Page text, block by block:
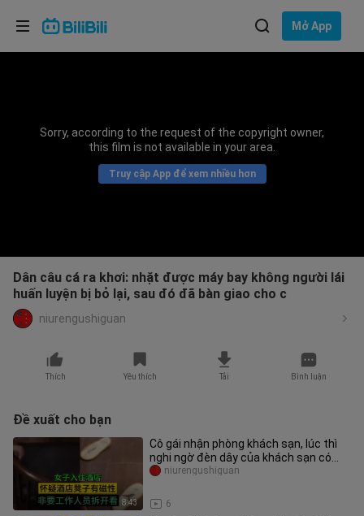
Mở App
Sorry, according to the request of the copyright owner,
this film is not available in your area.
Truy cập App để xem nhiều hơn
Dân câu cá ra khơi: nhặt được máy bay không người lái
huấn luyện bị bỏ lại, sau đó đã bàn giao cho c
niurengushiguan
Thích Yêu thích Tải Bình luận
Đề xuất cho bạn
8:43
Cô gái nhận phòng khách sạn, lúc thì
nghi ngờ đèn dây của khách sạn có
vấn đề, lúc thì nghi ngờ ghế
6
niurengushiguan
Lựa chọn ngôn ngữ
Bahasa Indonesia